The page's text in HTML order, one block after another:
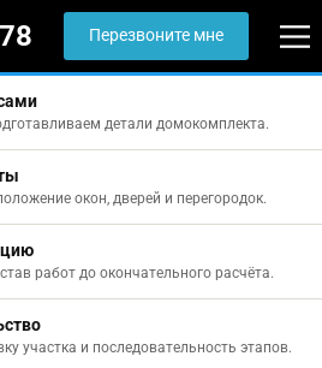
Перезвоните мне
детали домокомплекта.
окон, дверей и перегородок.
работ до окончательного расчёта.
участка и последовательность этапов.